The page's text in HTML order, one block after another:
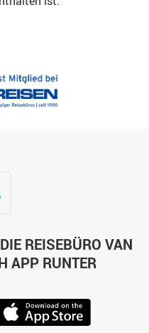
REISEBÜRO VAN
APP RUNTER